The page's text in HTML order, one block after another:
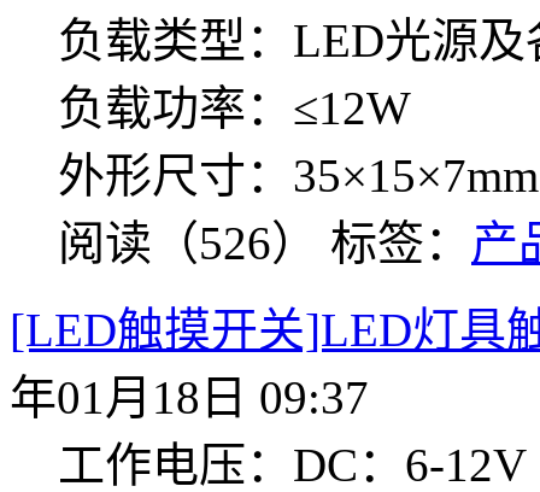
负载类型：LED光源
负载功率：≤12W
外形尺寸：35×15×7mm
阅读（526） 标签： 产
[LED触摸开关]LED灯具
年01月18日 09:37
工作电压：DC：6-12V